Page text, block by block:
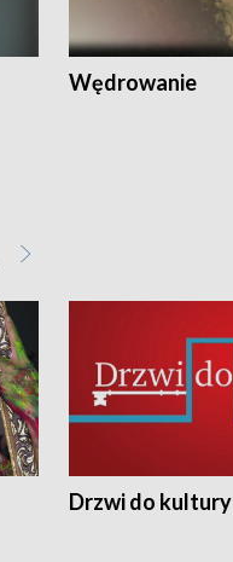
Wędrowanie
Drzwi do kultury